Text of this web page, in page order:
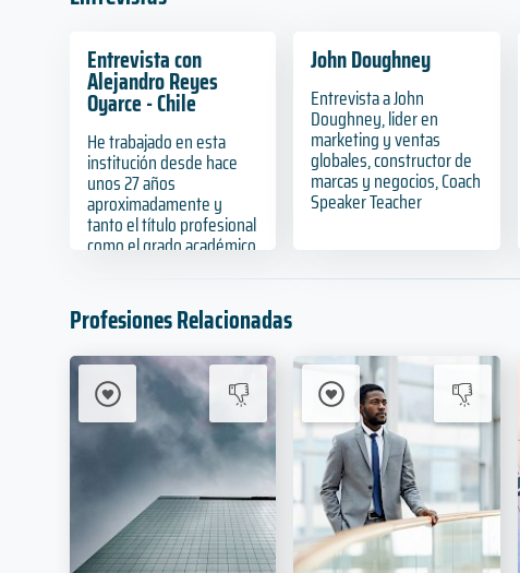
Entrevista con
Alejandro Reyes
Oyarce - Chile
He trabajado en esta
institución desde hace
unos 27 años
aproximadamente y
tanto el título profesional
como el grado académico
favorecer la gestión que
ha realizado en distintas
unidades.
John Doughney
Entrevista a John
Doughney, lider en
marketing y ventas
globales, constructor de
marcas y negocios, Coach
Speaker Teacher
Profesiones Relacionadas